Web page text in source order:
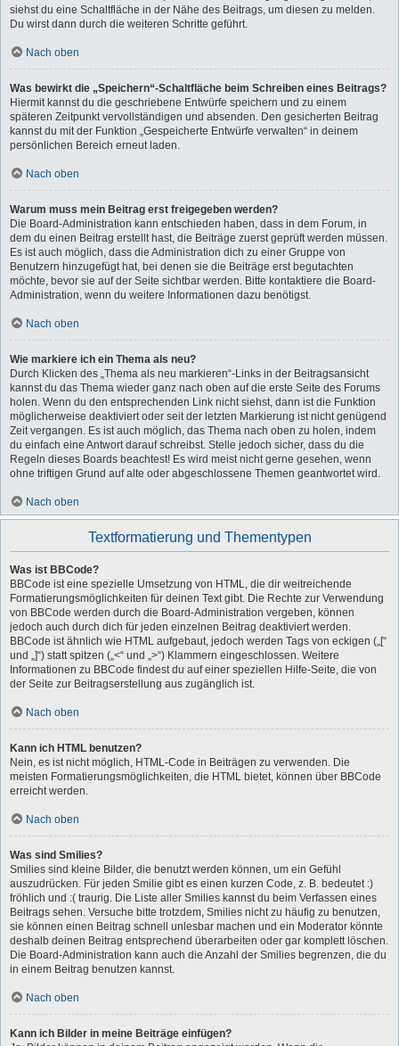
siehst du eine Schaltfläche in der Nähe des Beitrags, um diesen zu melden.
Du wirst dann durch die weiteren Schritte geführt.
Nach oben
Was bewirkt die „Speichern“-Schaltfläche beim Schreiben eines Beitrags?
Hiermit kannst du die geschriebene Entwürfe speichern und zu einem
späteren Zeitpunkt vervollständigen und absenden. Den gesicherten Beitrag
kannst du mit der Funktion „Gespeicherte Entwürfe verwalten“ in deinem
persönlichen Bereich erneut laden.
Nach oben
Warum muss mein Beitrag erst freigegeben werden?
Die Board-Administration kann entschieden haben, dass in dem Forum, in
dem du einen Beitrag erstellt hast, die Beiträge zuerst geprüft werden müssen.
Es ist auch möglich, dass die Administration dich zu einer Gruppe von
Benutzern hinzugefügt hat, bei denen sie die Beiträge erst begutachten
möchte, bevor sie auf der Seite sichtbar werden. Bitte kontaktiere die Board-
Administration, wenn du weitere Informationen dazu benötigst.
Nach oben
Wie markiere ich ein Thema als neu?
Durch Klicken des „Thema als neu markieren“-Links in der Beitragsansicht
kannst du das Thema wieder ganz nach oben auf die erste Seite des Forums
holen. Wenn du den entsprechenden Link nicht siehst, dann ist die Funktion
möglicherweise deaktiviert oder seit der letzten Markierung ist nicht genügend
Zeit vergangen. Es ist auch möglich, das Thema nach oben zu holen, indem
du einfach eine Antwort darauf schreibst. Stelle jedoch sicher, dass du die
Regeln dieses Boards beachtest! Es wird meist nicht gerne gesehen, wenn
ohne triftigen Grund auf alte oder abgeschlossene Themen geantwortet wird.
Nach oben
Textformatierung und Thementypen
Was ist BBCode?
BBCode ist eine spezielle Umsetzung von HTML, die dir weitreichende
Formatierungsmöglichkeiten für deinen Text gibt. Die Rechte zur Verwendung
von BBCode werden durch die Board-Administration vergeben, können
jedoch auch durch dich für jeden einzelnen Beitrag deaktiviert werden.
BBCode ist ähnlich wie HTML aufgebaut, jedoch werden Tags von eckigen („[“
und „]“) statt spitzen („<“ und „>“) Klammern eingeschlossen. Weitere
Informationen zu BBCode findest du auf einer speziellen Hilfe-Seite, die von
der Seite zur Beitragserstellung aus zugänglich ist.
Nach oben
Kann ich HTML benutzen?
Nein, es ist nicht möglich, HTML-Code in Beiträgen zu verwenden. Die
meisten Formatierungsmöglichkeiten, die HTML bietet, können über BBCode
erreicht werden.
Nach oben
Was sind Smilies?
Smilies sind kleine Bilder, die benutzt werden können, um ein Gefühl
auszudrücken. Für jeden Smilie gibt es einen kurzen Code, z. B. bedeutet :)
fröhlich und :( traurig. Die Liste aller Smilies kannst du beim Verfassen eines
Beitrags sehen. Versuche bitte trotzdem, Smilies nicht zu häufig zu benutzen,
sie können einen Beitrag schnell unlesbar machen und ein Moderator könnte
deshalb deinen Beitrag entsprechend überarbeiten oder gar komplett löschen.
Die Board-Administration kann auch die Anzahl der Smilies begrenzen, die du
in einem Beitrag benutzen kannst.
Nach oben
Kann ich Bilder in meine Beiträge einfügen?